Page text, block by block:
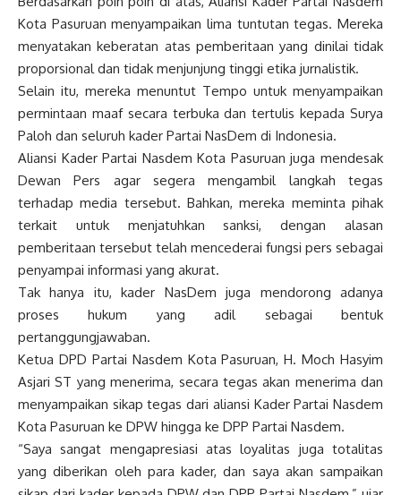
Kota Pasuruan menyampaikan lima tuntutan tegas. Mereka
menyatakan keberatan atas pemberitaan yang dinilai tidak
proporsional dan tidak menjunjung tinggi etika jurnalistik.
Selain itu, mereka menuntut Tempo untuk menyampaikan
permintaan maaf secara terbuka dan tertulis kepada Surya
Paloh dan seluruh kader Partai NasDem di Indonesia.
Aliansi Kader Partai Nasdem Kota Pasuruan juga mendesak
Dewan Pers agar segera mengambil langkah tegas
terhadap media tersebut. Bahkan, mereka meminta pihak
terkait untuk menjatuhkan sanksi, dengan alasan
pemberitaan tersebut telah mencederai fungsi pers sebagai
penyampai informasi yang akurat.
Tak hanya itu, kader NasDem juga mendorong adanya
proses hukum yang adil sebagai bentuk
pertanggungjawaban.
Ketua DPD Partai Nasdem Kota Pasuruan, H. Moch Hasyim
Asjari ST yang menerima, secara tegas akan menerima dan
menyampaikan sikap tegas dari aliansi Kader Partai Nasdem
Kota Pasuruan ke DPW hingga ke DPP Partai Nasdem.
“Saya sangat mengapresiasi atas loyalitas juga totalitas
yang diberikan oleh para kader, dan saya akan sampaikan